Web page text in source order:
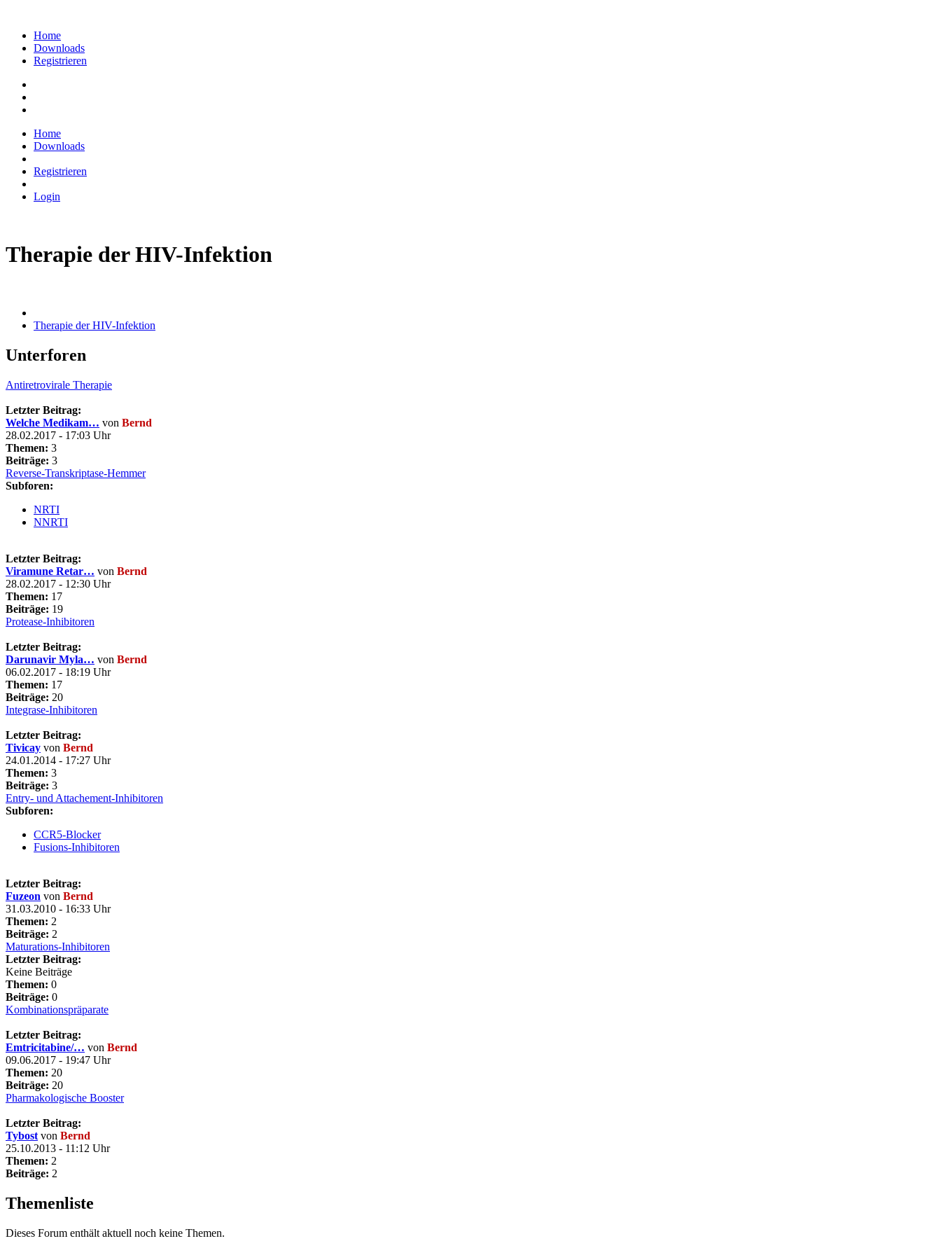
Home
Downloads
Registrieren
Home
Downloads
Registrieren
Login
Therapie der HIV-Infektion
Therapie der HIV-Infektion
Unterforen
Antiretrovirale Therapie
Letzter Beitrag:
Welche Medikam… von Bernd
28.02.2017 - 17:03 Uhr
Themen: 3
Beiträge: 3
Reverse-Transkriptase-Hemmer
Subforen:
NRTI
NNRTI
Letzter Beitrag:
Viramune Retar… von Bernd
28.02.2017 - 12:30 Uhr
Themen: 17
Beiträge: 19
Protease-Inhibitoren
Letzter Beitrag:
Darunavir Myla… von Bernd
06.02.2017 - 18:19 Uhr
Themen: 17
Beiträge: 20
Integrase-Inhibitoren
Letzter Beitrag:
Tivicay von Bernd
24.01.2014 - 17:27 Uhr
Themen: 3
Beiträge: 3
Entry- und Attachement-Inhibitoren
Subforen:
CCR5-Blocker
Fusions-Inhibitoren
Letzter Beitrag:
Fuzeon von Bernd
31.03.2010 - 16:33 Uhr
Themen: 2
Beiträge: 2
Maturations-Inhibitoren
Letzter Beitrag:
Keine Beiträge
Themen: 0
Beiträge: 0
Kombinationspräparate
Letzter Beitrag:
Emtricitabine/… von Bernd
09.06.2017 - 19:47 Uhr
Themen: 20
Beiträge: 20
Pharmakologische Booster
Letzter Beitrag:
Tybost von Bernd
25.10.2013 - 11:12 Uhr
Themen: 2
Beiträge: 2
Themenliste
Dieses Forum enthält aktuell noch keine Themen.